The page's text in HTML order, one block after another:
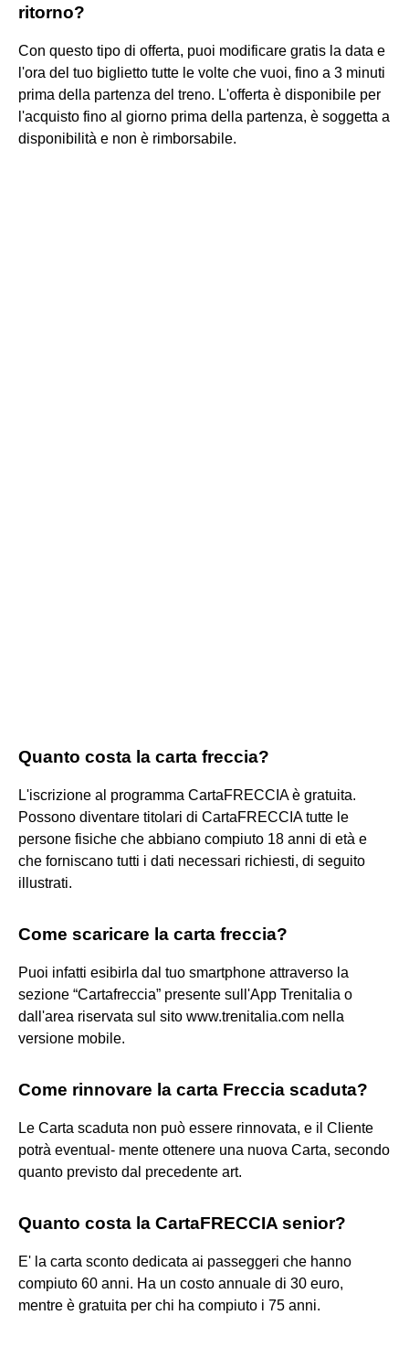
ritorno?
Con questo tipo di offerta, puoi modificare gratis la data e
l'ora del tuo biglietto tutte le volte che vuoi, fino a 3 minuti
prima della partenza del treno. L'offerta è disponibile per
l'acquisto fino al giorno prima della partenza, è soggetta a
disponibilità e non è rimborsabile.
Quanto costa la carta freccia?
L'iscrizione al programma CartaFRECCIA è gratuita.
Possono diventare titolari di CartaFRECCIA tutte le
persone fisiche che abbiano compiuto 18 anni di età e
che forniscano tutti i dati necessari richiesti, di seguito
illustrati.
Come scaricare la carta freccia?
Puoi infatti esibirla dal tuo smartphone attraverso la
sezione “Cartafreccia” presente sull'App Trenitalia o
dall'area riservata sul sito www.trenitalia.com nella
versione mobile.
Come rinnovare la carta Freccia scaduta?
Le Carta scaduta non può essere rinnovata, e il Cliente
potrà eventual- mente ottenere una nuova Carta, secondo
quanto previsto dal precedente art.
Quanto costa la CartaFRECCIA senior?
E' la carta sconto dedicata ai passeggeri che hanno
compiuto 60 anni. Ha un costo annuale di 30 euro,
mentre è gratuita per chi ha compiuto i 75 anni.